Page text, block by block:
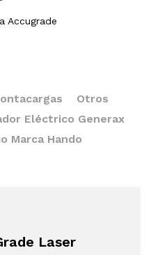
Accugrade
Otros
Eléctrico Generax
Marca Hando
Laser